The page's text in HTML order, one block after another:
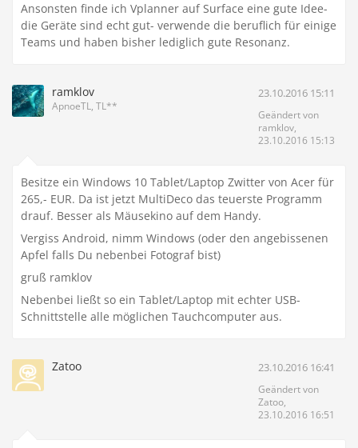
Ansonsten finde ich Vplanner auf Surface eine gute Idee-
die Geräte sind echt gut- verwende die beruflich für einige
Teams und haben bisher lediglich gute Resonanz.
ramklov
ApnoeTL, TL**
23.10.2016 15:11
Geändert von
ramklov,
23.10.2016 15:13
Besitze ein Windows 10 Tablet/Laptop Zwitter von Acer für
265,- EUR. Da ist jetzt MultiDeco das teuerste Programm
drauf. Besser als Mäusekino auf dem Handy.
Vergiss Android, nimm Windows (oder den angebissenen
Apfel falls Du nebenbei Fotograf bist)
gruß ramklov
Nebenbei ließt so ein Tablet/Laptop mit echter USB-
Schnittstelle alle möglichen Tauchcomputer aus.
Zatoo 23.10.2016 16:41
Geändert von
Zatoo,
23.10.2016 16:51